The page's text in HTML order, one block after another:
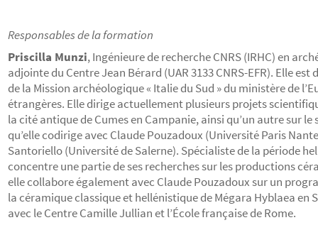
Responsables de la formation
Priscilla Munzi, Ingénieure de recherche CNRS (IRHC) en
adjointe du Centre Jean Bérard (UAR 3133 CNRS-EFR). Elle est
de la Mission archéologique « Italie du Sud » du ministère de
étrangères. Elle dirige actuellement plusieurs projets
la cité antique de Cumes en Campanie, ainsi qu’un autre sur le
qu’elle codirige avec Claude Pouzadoux (Université Paris
Santoriello (Université de Salerne). Spécialiste de la période
concentre une partie de ses recherches sur les productions
elle collabore également avec Claude Pouzadoux sur un
la céramique classique et hellénistique de Mégara Hyblaea en
avec le Centre Camille Jullian et l’École française de Rome.